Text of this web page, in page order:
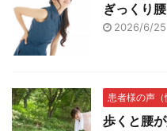
ぎっくり
2026/6/25
患者様の声（
歩くと腰